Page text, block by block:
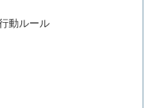
動ルール